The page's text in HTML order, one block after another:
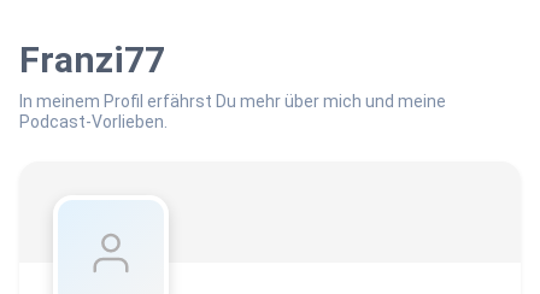
Franzi77
In meinem Profil erfährst Du mehr über mich und meine
Podcast-Vorlieben.